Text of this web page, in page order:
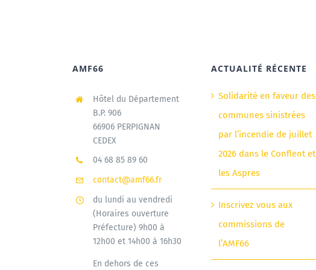
AMF66
Hôtel du Département
B.P. 906
66906 PERPIGNAN
CEDEX
04 68 85 89 60
contact@amf66.fr
du lundi au vendredi
(Horaires ouverture
Préfecture) 9h00 à
12h00 et 14h00 à 16h30
En dehors de ces
ACTUALITÉ RÉCENTE
Solidarité en faveur des
communes sinistrées
par l’incendie de juillet
2026 dans le Conflent et
les Aspres
Inscrivez vous aux
commissions de
l’AMF66